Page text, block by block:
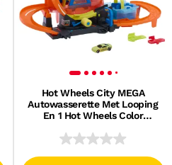
Hot Wheels City MEGA
Autowasserette Met Looping
En 1 Hot Wheels Color
Kleurverandering, Schaal